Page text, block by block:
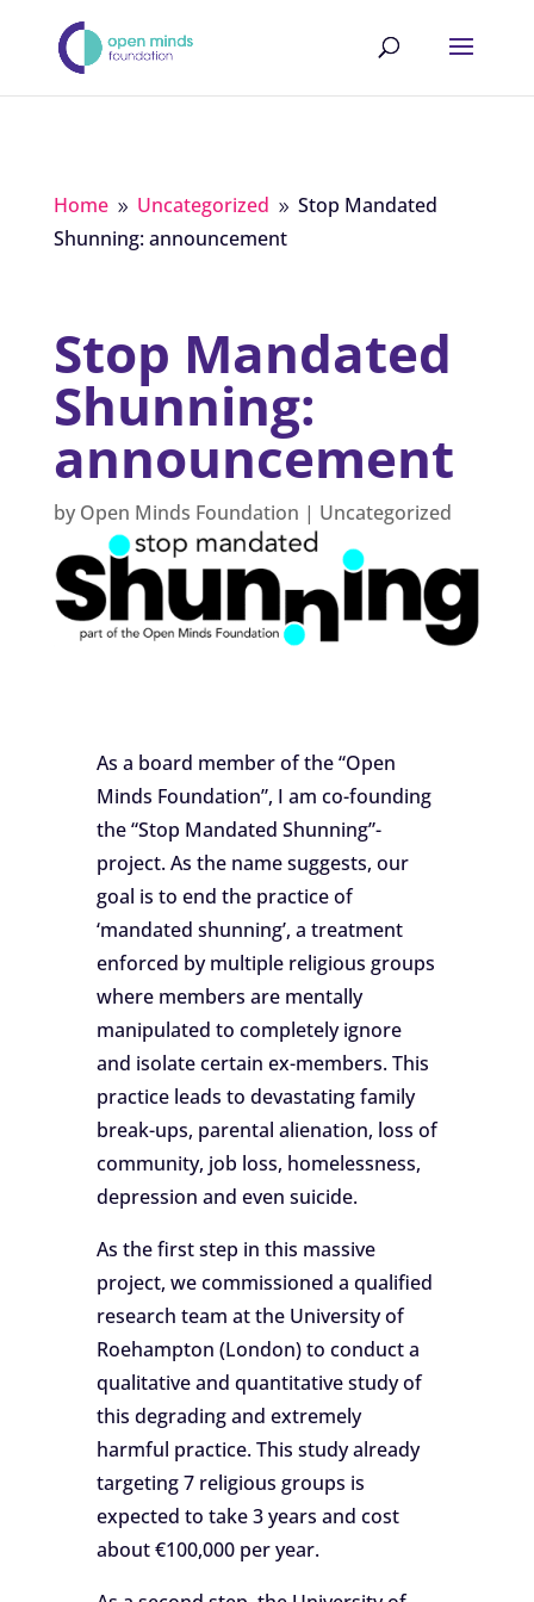
Home 9 Uncategorized 9 Stop Mandated
Shunning: announcement
Stop Mandated
Shunning:
announcement
by Open Minds Foundation | Uncategorized
As a board member of the “Open
Minds Foundation”, I am co-founding
the “Stop Mandated Shunning”-
project. As the name suggests, our
goal is to end the practice of
‘mandated shunning’, a treatment
enforced by multiple religious groups
where members are mentally
manipulated to completely ignore
and isolate certain ex-members. This
practice leads to devastating family
break-ups, parental alienation, loss of
community, job loss, homelessness,
depression and even suicide.
As the first step in this massive
project, we commissioned a qualified
research team at the University of
Roehampton (London) to conduct a
qualitative and quantitative study of
this degrading and extremely
harmful practice. This study already
targeting 7 religious groups is
expected to take 3 years and cost
about €100,000 per year.